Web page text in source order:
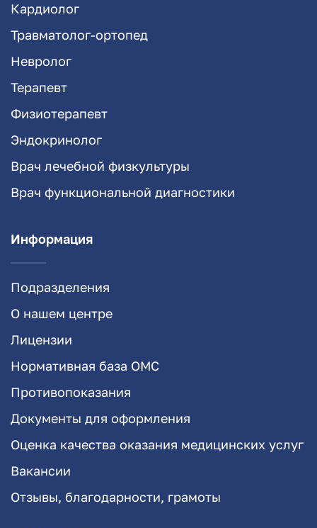
Кардиолог
Травматолог-ортопед
Невролог
Терапевт
Физиотерапевт
Эндокринолог
Врач лечебной физкультуры
Врач функциональной диагностики
Информация
Подразделения
О нашем центре
Лицензии
Нормативная база ОМС
Противопоказания
Документы для оформления
Оценка качества оказания медицинских услуг
Вакансии
Отзывы, благодарности, грамоты